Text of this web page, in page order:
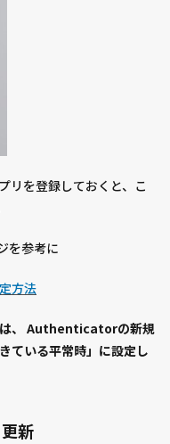
を登録しておくと、こ
を参考に
方法
は、 Authenticatorの新規
ている平常時」に設定し
新